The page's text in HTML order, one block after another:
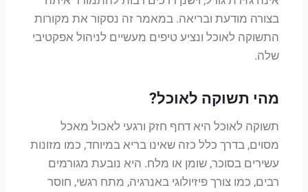
בצורה מודעת ובריאה. במאמר זה נסקור את מקורות
התשוקה לאוכל ונציע טיפים מעשיים לניהול אפקטיבי
שלה.
מהי תשוקה לאוכל?
תשוקה לאוכל היא דחף חזק ורגעי לאכול מאכל
מסוים, בדרך כלל כזה שאינו בריא במיוחד, כמו מזונות
עשירים בסוכר, שומן או מלח. היא נובעת מגורמים
רבים, כמו צורך פיזיולוגי באנרגיה, מתח רגשי, חוסר